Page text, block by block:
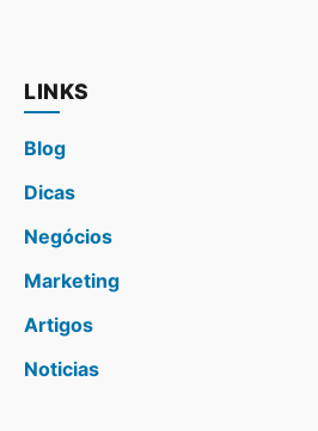
LINKS
Blog
Dicas
Negócios
Marketing
Artigos
Noticias